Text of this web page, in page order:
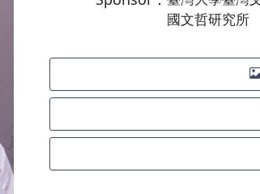
國文哲研究所